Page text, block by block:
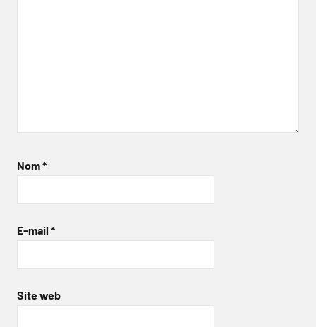
Nom*
E-mail *
Site web